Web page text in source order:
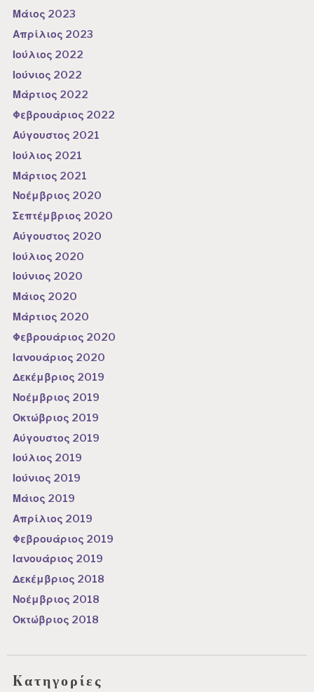
Μάιος 2023
Απρίλιος 2023
Ιούλιος 2022
Ιούνιος 2022
Μάρτιος 2022
Φεβρουάριος 2022
Αύγουστος 2021
Ιούλιος 2021
Μάρτιος 2021
Νοέμβριος 2020
Σεπτέμβριος 2020
Αύγουστος 2020
Ιούλιος 2020
Ιούνιος 2020
Μάιος 2020
Μάρτιος 2020
Φεβρουάριος 2020
Ιανουάριος 2020
Δεκέμβριος 2019
Νοέμβριος 2019
Οκτώβριος 2019
Αύγουστος 2019
Ιούλιος 2019
Ιούνιος 2019
Μάιος 2019
Απρίλιος 2019
Φεβρουάριος 2019
Ιανουάριος 2019
Δεκέμβριος 2018
Νοέμβριος 2018
Οκτώβριος 2018
Kατηγορίες